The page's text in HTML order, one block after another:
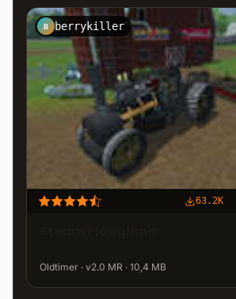
B berrykiller
63.2K
Oldtimer · v2.0 MR · 10,4 MB